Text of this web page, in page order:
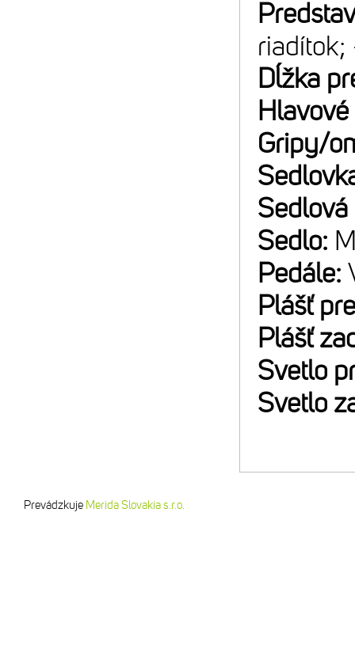
riadítok;
Dĺžka
Gripy/
Sedlo:
Pedále:
Plášť
Plášť
Svetlo
Svetlo
Prevádzkuje Merida Slovakia s.r.o.